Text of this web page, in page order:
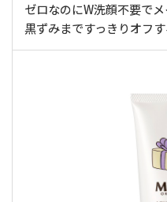
ゼロなのにW洗顔不要で
黒ずみまですっきりオフ